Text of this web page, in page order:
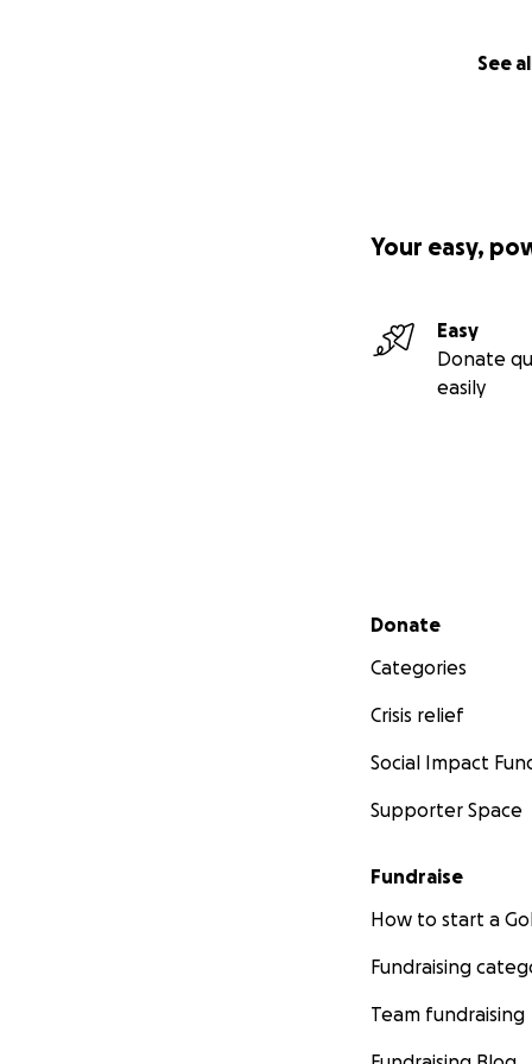
See
Your easy,
Easy
Donate
easily
Secondary menu
Donate
Categories
Crisis relief
Social Impact
Supporter Space
Fundraise
How to start a
Fundraising
Team fundraising